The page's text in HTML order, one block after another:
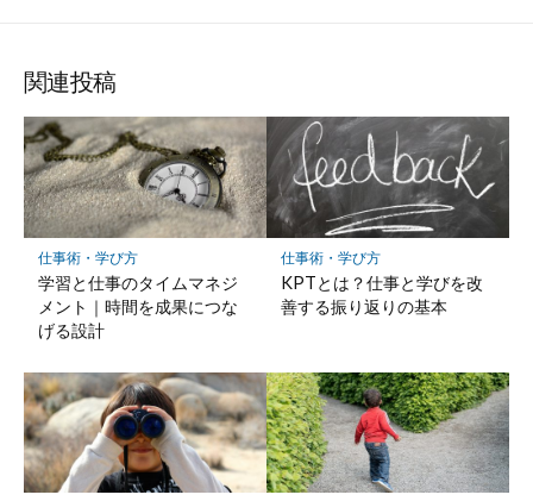
ア
マ
ー
ク
に
保
存
関連投稿
仕事術・学び方
学習と仕事のタイムマネジ
メント｜時間を成果につな
げる設計
仕事術・学び方
KPTとは？仕事と学びを改
善する振り返りの基本